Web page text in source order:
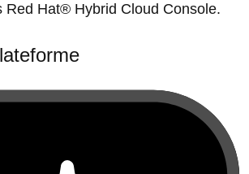
Red Hat® Hybrid Cloud Console.